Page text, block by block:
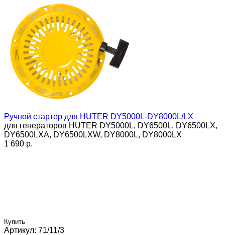
Ручной стартер для HUTER DY5000L-DY8000L/LX
для генераторов HUTER DY5000L​, DY6500L​, DY6500LX​,
DY6500LXA​, DY6500LXW​, DY8000L​, DY8000LX​
1 690 p.
Купить
Артикул: 71/11/3